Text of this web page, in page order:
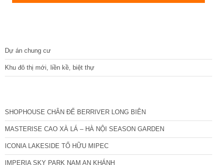
Dự án chung cư
Khu đô thị mới, liền kề, biệt thự
SHOPHOUSE CHÂN ĐẾ BERRIVER LONG BIÊN
MASTERISE CAO XÀ LÁ – HÀ NỘI SEASON GARDEN
ICONIA LAKESIDE TỐ HỮU MIPEC
IMPERIA SKY PARK NAM AN KHÁNH